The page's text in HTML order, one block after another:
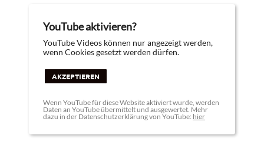
YouTube aktivieren?
YouTube Videos können nur angezeigt werden,
wenn Cookies gesetzt werden dürfen.
AKZEPTIEREN
Wenn YouTube für diese Website aktiviert wurde, werden
Daten an YouTube übermittelt und ausgewertet. Mehr
dazu in der Datenschutzerklärung von YouTube: hier